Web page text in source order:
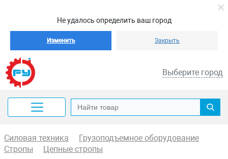
Не удалось определить ваш город
Изменить Закрыть
Выберите город
Силовая техника
Грузоподъемное оборудование
Стропы
Цепные стропы